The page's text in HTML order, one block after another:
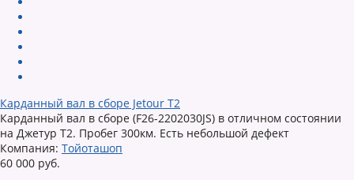
Карданный вал в сборе Jetour T2
Карданный вал в сборе (F26-2202030JS) в отличном состоянии
на Джетур Т2. Пробег 300км. Есть небольшой дефект
Компания: Тойоташоп
60 000 руб.